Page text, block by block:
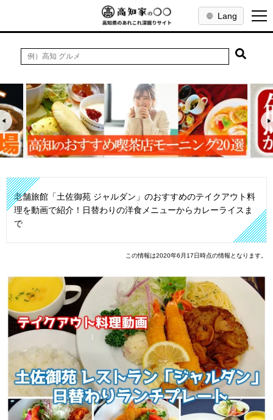
Lang
老舗旅館「土佐御苑 ジャルダン」のおすすめのテイクアウト料
理を動画で紹介！日替わりの洋食メニューからカレーライスま
で
この情報は2020年6月17日時点の情報となります。